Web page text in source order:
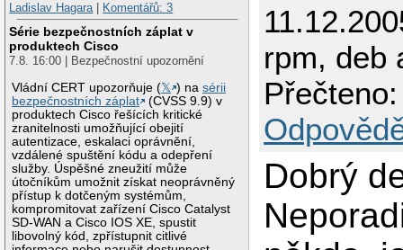
Ladislav Hagara| Komentářů: 3
Série bezpečnostních záplat v
produktech Cisco
7.8. 16:00 | Bezpečnostní upozornění
Vládní CERT upozorňuje (𝕏 ) nasérii
bezpečnostních záplat
(CVSS 9.9) v
produktech Cisco řešících kritické
zranitelnosti umožňující obejití
autentizace, eskalaci oprávnění,
vzdálené spuštění kódu a odepření
služby. Úspěšné zneužití může
útočníkům umožnit získat neoprávněný
přístup k dotčeným systémům,
kompromitovat zařízení Cisco Catalyst
SD-WAN a Cisco IOS XE, spustit
libovolný kód, zpřístupnit citlivé
rpm, deb
Dobrý